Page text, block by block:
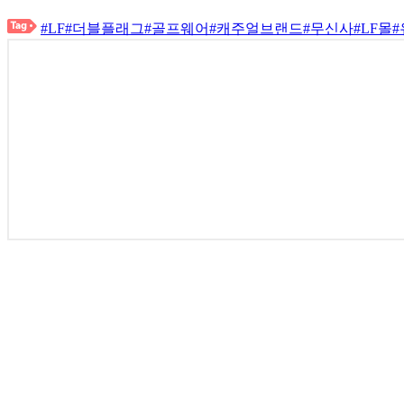
#LF#더블플래그#골프웨어#캐주얼브랜드#무신사#LF몰#